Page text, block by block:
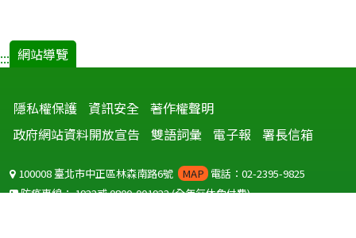
::: 網站導覽
隱私權保護 資訊安全 著作權聲明
政府網站資料開放宣告
雙語詞彙 電子報 署長信箱
100008 臺北市中正區林森南路6號 MAP 電話：02-2395-9825
防疫專線：1922或0800-001922(全年無休免付費)